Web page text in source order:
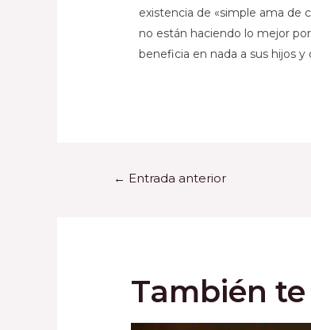
existencia de «simple ama de
no están haciendo lo mejor
beneficia en nada a sus hijos
← Entrada anterior
También